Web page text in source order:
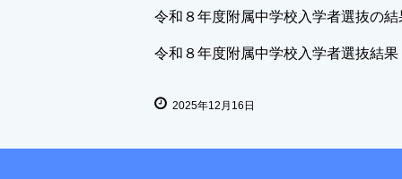
令和８年度附属中学校入学者選抜の結
令和８年度附属中学校入学者選抜結果
2025年12月16日